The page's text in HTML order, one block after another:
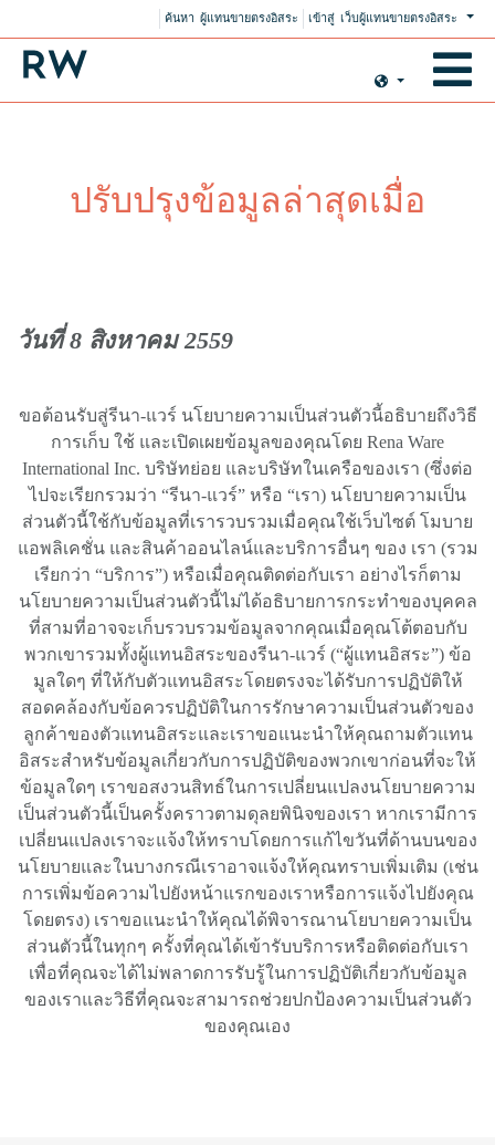
ค้นหา ผู้แทนขายตรงอิสระ เข้าสู่ เว็บผู้แทนขายตรงอิสระ
ปรับปรุงข้อมูลล่าสุดเมื่อ
วันที่ 8 สิงหาคม 2559
ขอต้อนรับสู่รีนา-แวร์ นโยบายความเป็นส่วนตัวนี้อธิบายถึงวิธี
การเก็บ ใช้ และเปิดเผยข้อมูลของคุณโดย Rena Ware
International Inc. บริษัทย่อย และบริษัทในเครือของเรา (ซึ่งต่อ
ไปจะเรียกรวมว่า “รีนา-แวร์” หรือ “เรา) นโยบายความเป็น
ส่วนตัวนี้ใช้กับข้อมูลที่เรารวบรวมเมื่อคุณใช้เว็บไซต์ โมบาย
แอพลิเคชั่น และสินค้าออนไลน์และบริการอื่นๆ ของ เรา (รวม
เรียกว่า “บริการ”) หรือเมื่อคุณติดต่อกับเรา อย่างไรก็ตาม
นโยบายความเป็นส่วนตัวนี้ไม่ได้อธิบายการกระทำของบุคคล
ที่สามที่อาจจะเก็บรวบรวมข้อมูลจากคุณเมื่อคุณโต้ตอบกับ
พวกเขารวมทั้งผู้แทนอิสระของรีนา-แวร์ (“ผู้แทนอิสระ”) ข้อ
มูลใดๆ ที่ให้กับตัวแทนอิสระโดยตรงจะได้รับการปฏิบัติให้
สอดคล้องกับข้อควรปฏิบัติในการรักษาความเป็นส่วนตัวของ
ลูกค้าของตัวแทนอิสระและเราขอแนะนำให้คุณถามตัวแทน
อิสระสำหรับข้อมูลเกี่ยวกับการปฏิบัติของพวกเขาก่อนที่จะให้
ข้อมูลใดๆ เราขอสงวนสิทธ์ในการเปลี่ยนแปลงนโยบายความ
เป็นส่วนตัวนี้เป็นครั้งคราวตามดุลยพินิจของเรา หากเรามีการ
เปลี่ยนแปลงเราจะแจ้งให้ทราบโดยการแก้ไขวันที่ด้านบนของ
นโยบายและในบางกรณีเราอาจแจ้งให้คุณทราบเพิ่มเติม (เช่น
การเพิ่มข้อความไปยังหน้าแรกของเราหรือการแจ้งไปยังคุณ
โดยตรง) เราขอแนะนำให้คุณได้พิจารณานโยบายความเป็น
ส่วนตัวนี้ในทุกๆ ครั้งที่คุณได้เข้ารับบริการหรือติดต่อกับเรา
เพื่อที่คุณจะได้ไม่พลาดการรับรู้ในการปฏิบัติเกี่ยวกับข้อมูล
ของเราและวิธีที่คุณจะสามารถช่วยปกป้องความเป็นส่วนตัว
ของคุณเอง